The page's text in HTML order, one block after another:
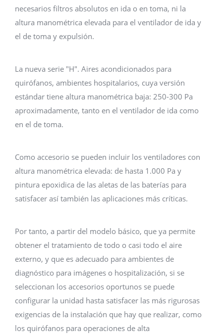
necesarios filtros absolutos en ida o en toma, ni la
altura manométrica elevada para el ventilador de ida y
el de toma y expulsión.
La nueva serie "H". Aires acondicionados para
quirófanos, ambientes hospitalarios, cuya versión
estándar tiene altura manométrica baja: 250-300 Pa
aproximadamente, tanto en el ventilador de ida como
en el de toma.
Como accesorio se pueden incluir los ventiladores con
altura manométrica elevada: de hasta 1.000 Pa y
pintura epoxidica de las aletas de las baterías para
satisfacer así también las aplicaciones más críticas.
Por tanto, a partir del modelo básico, que ya permite
obtener el tratamiento de todo o casi todo el aire
externo, y que es adecuado para ambientes de
diagnóstico para imágenes o hospitalización, si se
seleccionan los accesorios oportunos se puede
configurar la unidad hasta satisfacer las más rigurosas
exigencias de la instalación que hay que realizar, como
los quirófanos para operaciones de alta